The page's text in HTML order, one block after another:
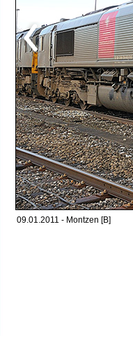
09.01.2011 - Montzen [B]